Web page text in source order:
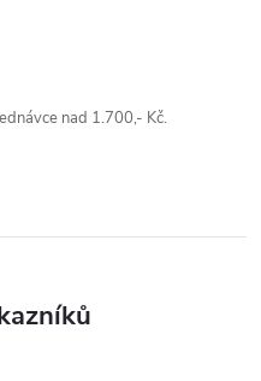
nad 1.700,- Kč.